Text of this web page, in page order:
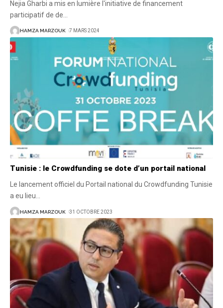
Nejia Gharbi a mis en lumière l'initiative de financement
participatif de de
HAMZA MARZOUK 7 MARS 2024
Tunisie : le Crowdfunding se dote d’un portail national
Le lancement officiel du Portail national du Crowdfunding Tunisie
a eu lieu…
HAMZA MARZOUK 31 OCTOBRE 2023